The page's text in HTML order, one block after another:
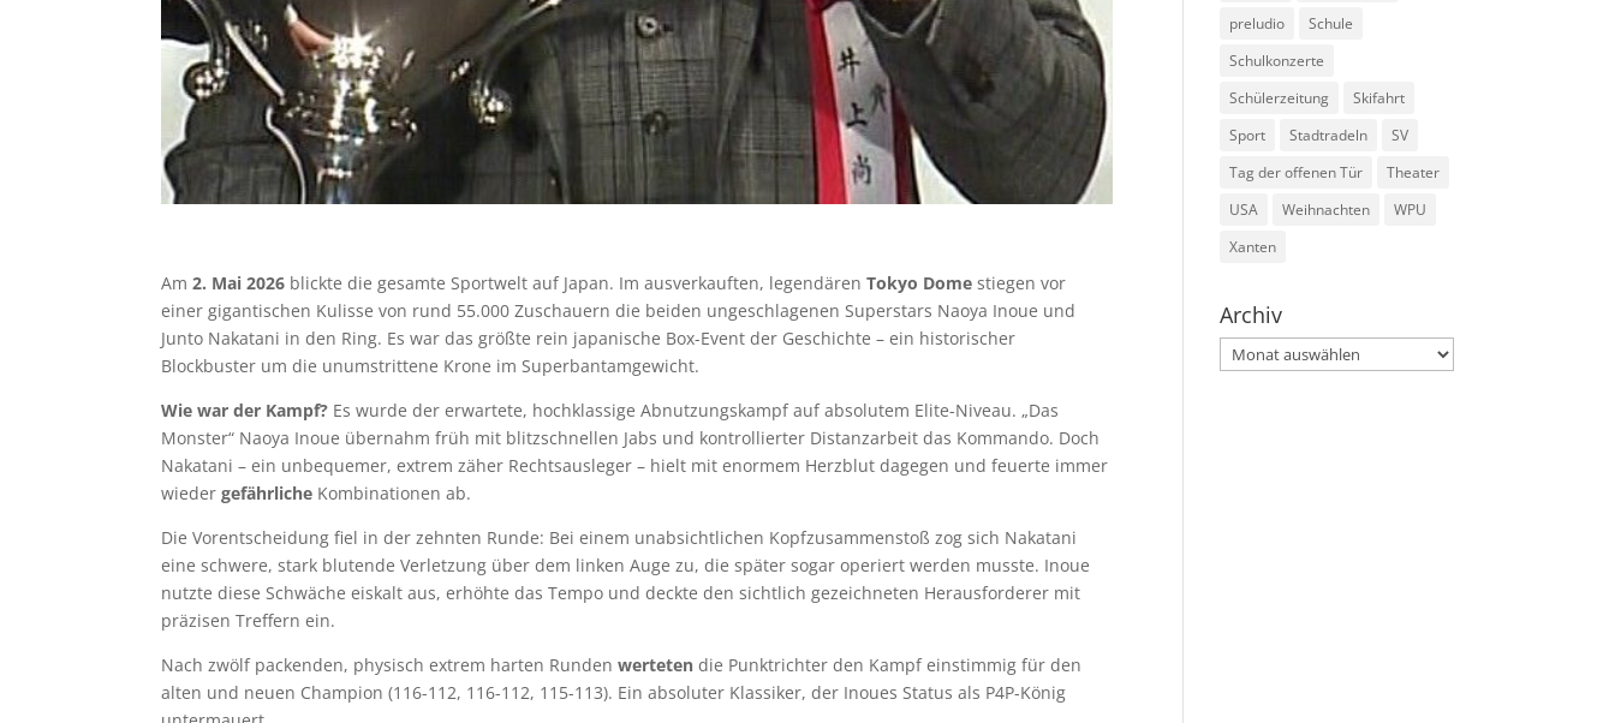
Am2. Mai 2026 blickte die gesamte Sportwelt auf Japan. Im ausverkauften, legendärenTokyo Dome stiegen vor
einer gigantischen Kulisse von rund 55.000 Zuschauern die beiden ungeschlagenen Superstars Naoya Inoue und
Junto Nakatani in den Ring. Es war das größte rein japanische Box-Event der Geschichte – ein historischer
Blockbuster um die unumstrittene Krone im Superbantamgewicht.
Wie war der Kampf? Es wurde der erwartete, hochklassige Abnutzungskampf auf absolutem Elite-Niveau. „Das
Monster“ Naoya Inoue übernahm früh mit blitzschnellen Jabs und kontrollierter Distanzarbeit das Kommando. Doch
Nakatani – ein unbequemer, extrem zäher Rechtsausleger – hielt mit enormem Herzblut dagegen und feuerte immer
wiedergefährliche Kombinationen ab.
Die Vorentscheidung fiel in der zehnten Runde: Bei einem unabsichtlichen Kopfzusammenstoß zog sich Nakatani
eine schwere, stark blutende Verletzung über dem linken Auge zu, die später sogar operiert werden musste. Inoue
nutzte diese Schwäche eiskalt aus, erhöhte das Tempo und deckte den sichtlich gezeichneten Herausforderer mit
präzisen Treffern ein.
Nach zwölf packenden, physisch extrem harten Rundenwerteten die Punktrichter den Kampf einstimmig für den
alten und neuen Champion (116-112, 116-112, 115-113). Ein absoluter Klassiker, der Inoues Status als P4P-König
preludio
Schule
Schulkonzerte
Schülerzeitung
Skifahrt
Sport
Stadtradeln
SV
Tag der offenen Tür
Theater
USA
Weihnachten
WPU
Xanten
Archiv
Archiv